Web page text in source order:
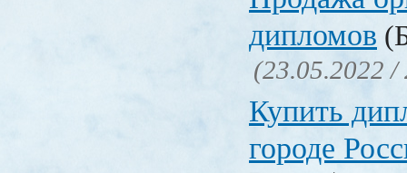
дипломов
(23.05.2022 /
Купить
городе